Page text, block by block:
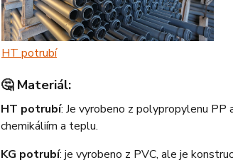
HT potrubí
🤔 Materiál:
HT potrubí: Je vyrobeno z polypropylenu PP
chemikáliím a teplu.
KG potrubí: je vyrobeno z PVC, ale je